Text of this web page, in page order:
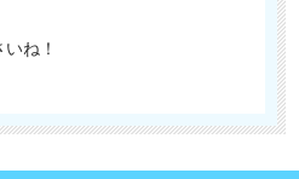
ね！